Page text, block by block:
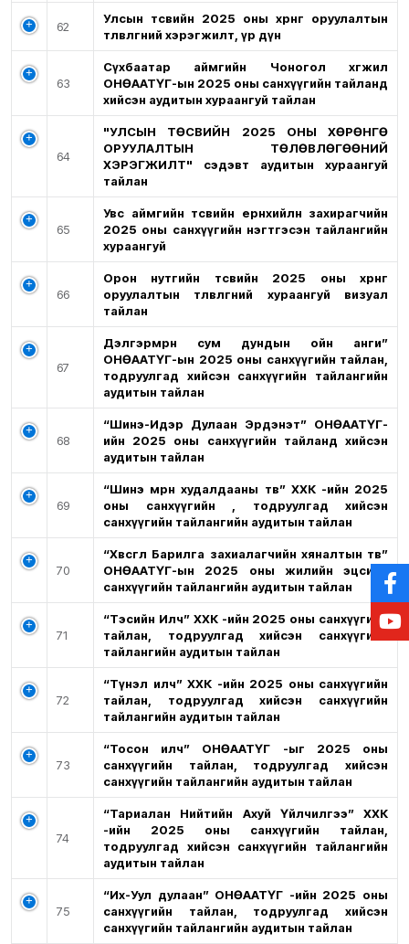
62
Улсын төсвийн 2025 оны хөрөнгө оруулалтын
төлөвлөгөөний хэрэгжилт, үр дүн
63
Сүхбаатар аймгийн Чоногол хөгжил
ОНӨААТҮГ-ын 2025 оны санхүүгийн тайланд
хийсэн аудитын хураангуй тайлан
64
"УЛСЫН ТӨСВИЙН 2025 ОНЫ ХӨРӨНГӨ
ОРУУЛАЛТЫН ТӨЛӨВЛӨГӨӨНИЙ
ХЭРЭГЖИЛТ" сэдэвт аудитын хураангуй
тайлан
65
Увс аймгийн төсвийн ерөнхийлөн захирагчийн
2025 оны санхүүгийн нэгтгэсэн тайлангийн
хураангуй
66
Орон нутгийн төсвийн 2025 оны хөрөнгө
оруулалтын төлөвлөгөөний хураангуй визуал
тайлан
67
Дэлгэрмөрөн сум дундын ойн анги”
ОНӨААТҮГ-ын 2025 оны санхүүгийн тайлан,
тодруулгад хийсэн санхүүгийн тайлангийн
аудитын тайлан
68
“Шинэ-Идэр Дулаан Эрдэнэт” ОНӨААТҮГ-
ийн 2025 оны санхүүгийн тайланд хийсэн
аудитын тайлан
69
“Шинэ мөрөн худалдааны төв” ХХК -ийн 2025
оны санхүүгийн , тодруулгад хийсэн
санхүүгийн тайлангийн аудитын тайлан
70
“Хөвсгөл Барилга захиалагчийн хяналтын төв”
ОНӨААТҮГ-ын 2025 оны жилийн эцсийн
санхүүгийн тайлангийн аудитын тайлан
71
“Тэсийн Илч” ХХК -ийн 2025 оны санхүүгийн
тайлан, тодруулгад хийсэн санхүүгийн
тайлангийн аудитын тайлан
72
“Түнэл илч” ХХК -ийн 2025 оны санхүүгийн
тайлан, тодруулгад хийсэн санхүүгийн
тайлангийн аудитын тайлан
73
“Тосон илч” ОНӨААТҮГ -ыг 2025 оны
санхүүгийн тайлан, тодруулгад хийсэн
санхүүгийн тайлангийн аудитын тайлан
74
“Тариалан Нийтийн Ахуй Үйлчилгээ” ХХК
-ийн 2025 оны санхүүгийн тайлан,
тодруулгад хийсэн санхүүгийн тайлангийн
аудитын тайлан
75
“Их-Уул дулаан” ОНӨААТҮГ -ийн 2025 оны
санхүүгийн тайлан, тодруулгад хийсэн
санхүүгийн тайлангийн аудитын тайлан